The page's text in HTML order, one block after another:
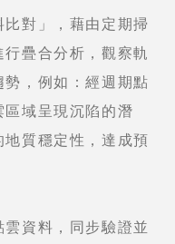
對」，藉由定期掃
疊合分析，觀察軌
，例如：經週期點
域呈現沉陷的潛
質穩定性，達成預
資料，同步驗證並